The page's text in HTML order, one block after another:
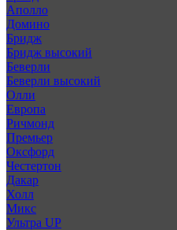
Аполло
Домино
Бридж
Бридж высокий
Беверли
Беверли высокий
Олли
Европа
Ричмонд
Премьер
Оксфорд
Честертон
Дакар
Холл
Микс
Ультра UP